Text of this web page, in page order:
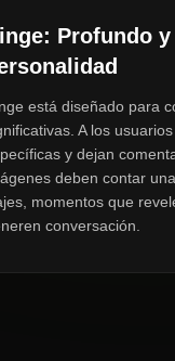
Profundo
está diseñado para
A los
y dejan
deben contar
momentos que
conversación.